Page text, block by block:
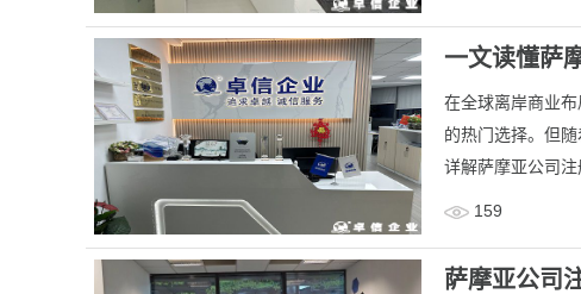
一文读懂萨
在全球离岸商业
的热门选择。但
详解萨摩亚公司
159
萨摩亚公司